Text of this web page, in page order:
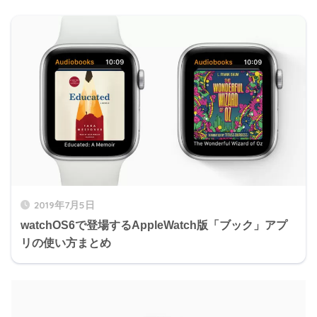
2019年7月5日
watchOS6で登場するAppleWatch版「ブック」アプ
リの使い方まとめ